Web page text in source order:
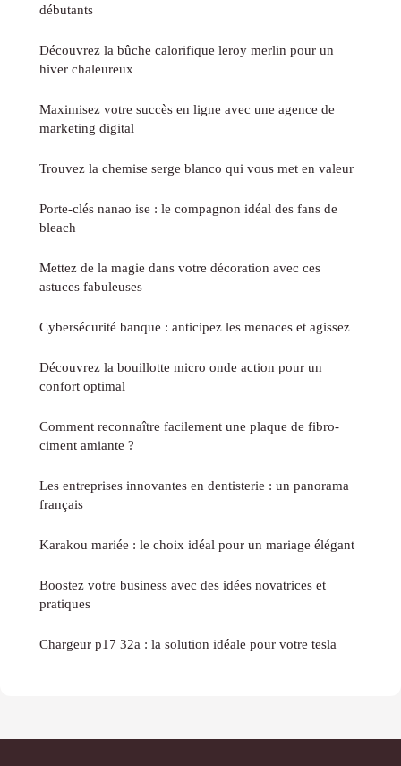
débutants
Découvrez la bûche calorifique leroy merlin pour un
hiver chaleureux
Maximisez votre succès en ligne avec une agence de
marketing digital
Trouvez la chemise serge blanco qui vous met en valeur
Porte-clés nanao ise : le compagnon idéal des fans de
bleach
Mettez de la magie dans votre décoration avec ces
astuces fabuleuses
Cybersécurité banque : anticipez les menaces et agissez
Découvrez la bouillotte micro onde action pour un
confort optimal
Comment reconnaître facilement une plaque de fibro-
ciment amiante ?
Les entreprises innovantes en dentisterie : un panorama
français
Karakou mariée : le choix idéal pour un mariage élégant
Boostez votre business avec des idées novatrices et
pratiques
Chargeur p17 32a : la solution idéale pour votre tesla